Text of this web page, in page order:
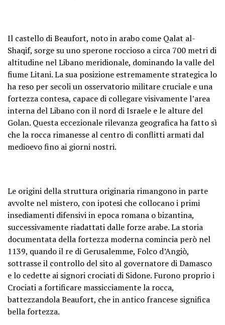
Il castello di Beaufort, noto in arabo come Qalat al-
Shaqif, sorge su uno sperone roccioso a circa 700 metri di
altitudine nel Libano meridionale, dominando la valle del
fiume Litani. La sua posizione estremamente strategica lo
ha reso per secoli un osservatorio militare cruciale e una
fortezza contesa, capace di collegare visivamente l’area
interna del Libano con il nord di Israele e le alture del
Golan. Questa eccezionale rilevanza geografica ha fatto sì
che la rocca rimanesse al centro di conflitti armati dal
medioevo fino ai giorni nostri.
Le origini della struttura originaria rimangono in parte
avvolte nel mistero, con ipotesi che collocano i primi
insediamenti difensivi in epoca romana o bizantina,
successivamente riadattati dalle forze arabe. La storia
documentata della fortezza moderna comincia però nel
1139, quando il re di Gerusalemme, Folco d’Angiò,
sottrasse il controllo del sito al governatore di Damasco
e lo cedette ai signori crociati di Sidone. Furono proprio i
Crociati a fortificare massicciamente la rocca,
battezzandola Beaufort, che in antico francese significa
bella fortezza.